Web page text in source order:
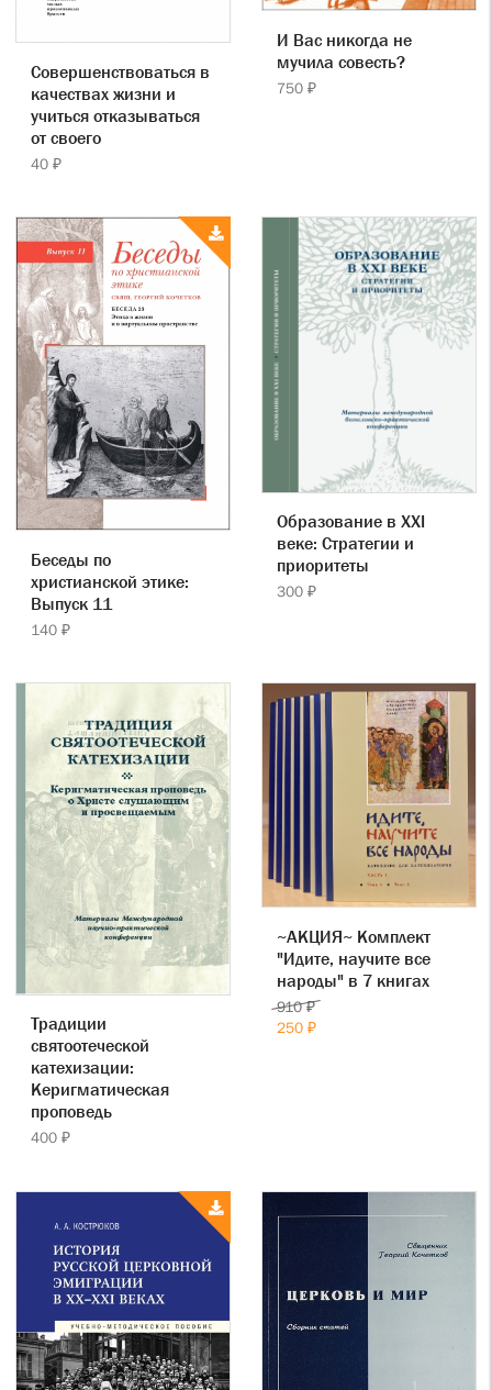
Совершенствоваться в
качествах жизни и
учиться отказываться
от своего
40 ₽
И Вас никогда не
мучила совесть?
750 ₽
Беседы по
христианской этике:
Выпуск 11
140 ₽
Образование в XXI
веке: Стратегии и
приоритеты
300 ₽
Традиции
святоотеческой
катехизации:
Керигматическая
проповедь
400 ₽
~АКЦИЯ~ Комплект
"Идите, научите все
народы" в 7 книгах
910 ₽
250 ₽